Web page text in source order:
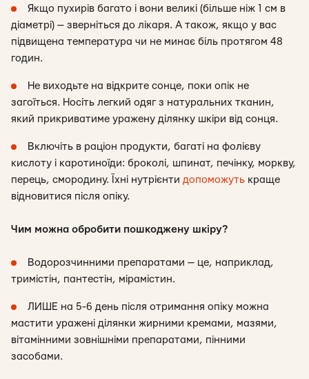
Якщо пухирів багато і вони великі (більше ніж 1 см в
діаметрі) — зверніться до лікаря. А також, якщо у вас
підвищена температура чи не минає біль протягом 48
годин.
Не виходьте на відкрите сонце, поки опік не
загоїться. Носіть легкий одяг з натуральних тканин,
який прикриватиме уражену ділянку шкіри від сонця.
Включіть в раціон продукти, багаті на фолієву
кислоту і каротиноїди: броколі, шпинат, печінку, моркву,
перець, смородину. Їхні нутрієнти допоможуть краще
відновитися після опіку.
Чим можна обробити пошкоджену шкіру?
Водорозчинними препаратами — це, наприклад,
тримістін, пантестін, мірамістин.
ЛИШЕ на 5-6 день після отримання опіку можна
мастити уражені ділянки жирними кремами, мазями,
вітамінними зовнішніми препаратами, пінними
засобами.